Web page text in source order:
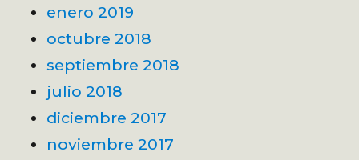
enero 2019
octubre 2018
septiembre 2018
julio 2018
diciembre 2017
noviembre 2017